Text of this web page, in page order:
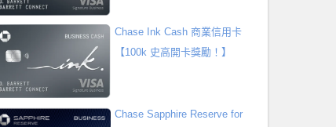
Chase Ink Cash 商業信用卡
【100k 史高開卡獎勵！】
Chase Sapphire Reserve for